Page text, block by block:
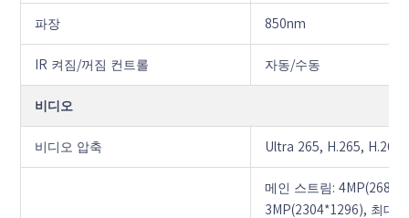
파장 850nm
IR 켜짐/꺼짐 컨트롤 자동/수동
비디오
비디오 압축 Ultra 265, H.265, H.264,
메인 스트림:
3MP(2304*1296), 최대